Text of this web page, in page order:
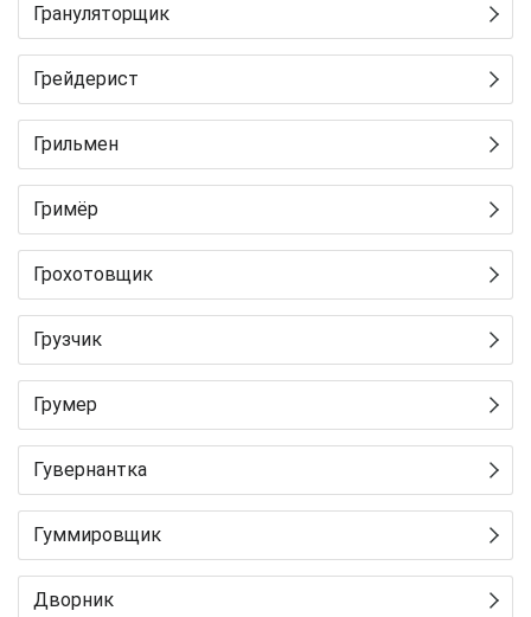
Грануляторщик
Грейдерист
Грильмен
Гримёр
Грохотовщик
Грузчик
Грумер
Гувернантка
Гуммировщик
Дворник